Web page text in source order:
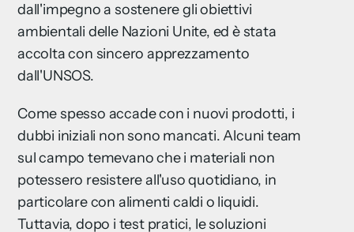
dall'impegno a sostenere gli obiettivi
ambientali delle Nazioni Unite, ed è stata
accolta con sincero apprezzamento
dall'UNSOS.
Come spesso accade con i nuovi prodotti, i
dubbi iniziali non sono mancati. Alcuni team
sul campo temevano che i materiali non
potessero resistere all'uso quotidiano, in
particolare con alimenti caldi o liquidi.
Tuttavia, dopo i test pratici, le soluzioni